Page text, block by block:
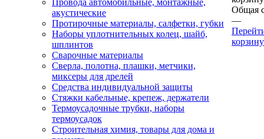
Провода автомобильные, монтажные,
акустические
Протирочные материалы, салфетки, губки
Наборы уплотнительных колец, шайб,
шплинтов
Сварочные материалы
Сверла, полотна, плашки, метчики,
миксеры для дрелей
Средства индивидуальной защиты
Стяжки кабельные, крепеж, держатели
Термоусадочные трубки, наборы
термоусадок
Строительная химия, товары для дома и
Общая
—
корзину